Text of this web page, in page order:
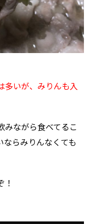
多いが、みりんも入
みながら食べてるこ
ならみりんなくても
！